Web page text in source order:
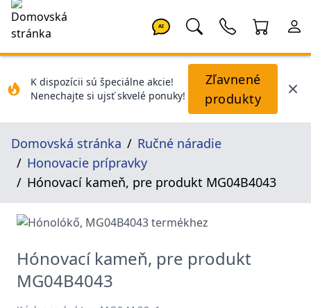
AI
K dispozícii sú špeciálne akcie!
Nenechajte si ujsť skvelé ponuky!
Zľavnené
produkty
Domovská stránka
Ručné náradie
Honovacie prípravky
Hónovací kameň, pre produkt MG04B4043
Hónovací kameň, pre produkt
MG04B4043